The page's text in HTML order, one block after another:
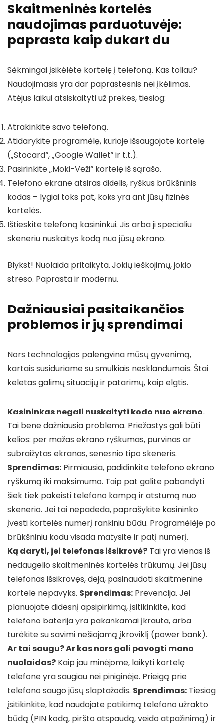
Skaitmeninės kortelės
naudojimas parduotuvėje:
paprasta kaip dukart du
Sėkmingai įsikėlėte kortelę į telefoną. Kas toliau?
Naudojimasis yra dar paprastesnis nei įkėlimas.
Atėjus laikui atsiskaityti už prekes, tiesiog:
Atrakinkite savo telefoną.
Atidarykite programėlę, kurioje išsaugojote kortelę
(„Stocard“, „Google Wallet“ ir t.t.).
Pasirinkite „Moki-Veži“ kortelę iš sąrašo.
Telefono ekrane atsiras didelis, ryškus brūkšninis
kodas – lygiai toks pat, koks yra ant jūsų fizinės
kortelės.
Ištieskite telefoną kasininkui. Jis arba ji specialiu
skeneriu nuskaitys kodą nuo jūsų ekrano.
Blykst! Nuolaida pritaikyta. Jokių ieškojimų, jokio
streso. Paprasta ir modernu.
Dažniausiai pasitaikančios
problemos ir jų sprendimai
Nors technologijos palengvina mūsų gyvenimą,
kartais susiduriame su smulkiais nesklandumais. Štai
keletas galimų situacijų ir patarimų, kaip elgtis.
Kasininkas negali nuskaityti kodo nuo ekrano.
Tai bene dažniausia problema. Priežastys gali būti
kelios: per mažas ekrano ryškumas, purvinas ar
subraižytas ekranas, senesnio tipo skeneris.
Sprendimas: Pirmiausia, padidinkite telefono ekrano
ryškumą iki maksimumo. Taip pat galite pabandyti
šiek tiek pakeisti telefono kampą ir atstumą nuo
skenerio. Jei tai nepadeda, paprašykite kasininko
įvesti kortelės numerį rankiniu būdu. Programėlėje po
brūkšniniu kodu visada matysite ir patį numerį.
Ką daryti, jei telefonas išsikrovė? Tai yra vienas iš
nedaugelio skaitmeninės kortelės trūkumų. Jei jūsų
telefonas išsikrovęs, deja, pasinaudoti skaitmenine
kortele nepavyks. Sprendimas: Prevencija. Jei
planuojate didesnį apsipirkimą, įsitikinkite, kad
telefono baterija yra pakankamai įkrauta, arba
turėkite su savimi nešiojamą įkroviklį (power bank).
Ar tai saugu? Ar kas nors gali pavogti mano
nuolaidas? Kaip jau minėjome, laikyti kortelę
telefone yra saugiau nei piniginėje. Prieigą prie
telefono saugo jūsų slaptažodis. Sprendimas: Tiesiog
įsitikinkite, kad naudojate patikimą telefono užrakto
būdą (PIN kodą, piršto atspaudą, veido atpažinimą) ir